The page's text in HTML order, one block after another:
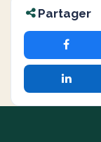
Partager